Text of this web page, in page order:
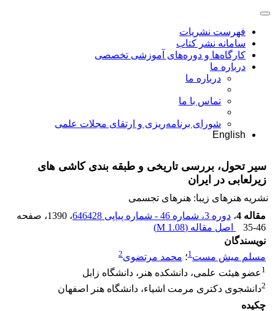
فهرست نشریات
سامانه نشر کتاب
کارگاه‌ها و دوره‌های آموزشی تخصصی
درباره ما
درباره ما
تماس با ما
شورای برنامه‌ریزی و ارتقای مجلات علمی
English
سیر تحول، بررسی تاریخی و طبقه بندی کاشی های
زیرلعابی در ایران
نشریه هنرهای زیبا: هنرهای تجسمی
مقاله 4
، دوره 3، شماره 46 - شماره پیاپی 646428 ، 1390
، صفحه
35-46
اصل مقاله (1.08 M
)
نویسندگان
مسلم میش مست1؛ محمد مرتضوی2
1 عضو هیئت علمی، دانشکده هنر، دانشگاه زابل
2دانشجوی دکتری مرمت اشیاء، دانشگاه هنر اصفهان
چکیده